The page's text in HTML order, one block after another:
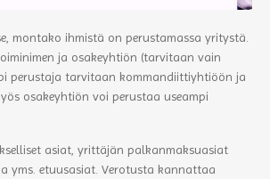
montako ihmistä on perustamassa yritystä.
ja osakeyhtiön (tarvitaan vain
perustaja tarvitaan kommandiittiyhtiöön ja
osakeyhtiön voi perustaa useampi
asiat, yrittäjän palkanmaksuasiat
yms. etuusasiat. Verotusta kannattaa